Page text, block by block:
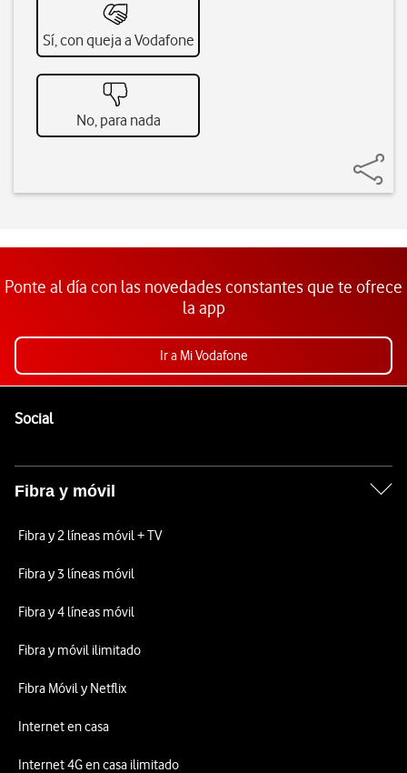
Sí, con queja a Vodafone
No, para nada
Ponte al día con las novedades constantes que te ofrece
la app
Ir a Mi Vodafone
SocialEnlaces a las redes sociales de Vodafone
Fibra y móvil
Fibra y 2 líneas móvil + TV
Fibra y 3 líneas móvil
Fibra y 4 líneas móvil
Fibra y móvil ilimitado
Fibra Móvil y Netflix
Internet en casa
Internet 4G en casa ilimitado